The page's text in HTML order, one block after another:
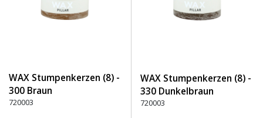
WAX Stumpenkerzen (8) -
300 Braun
720003
WAX Stumpenkerzen (8) -
330 Dunkelbraun
720003